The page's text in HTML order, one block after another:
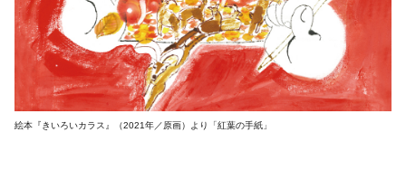
絵本『きいろいカラス』（2021年／原画）より「紅葉の手紙」